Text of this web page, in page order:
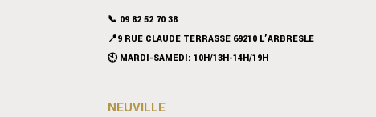
📞 09 82 52 70 38
📍9 RUE CLAUDE TERRASSE 69210 L’ARBRESLE
🕙 MARDI-SAMEDI: 10H/13H-14H/19H
NEUVILLE